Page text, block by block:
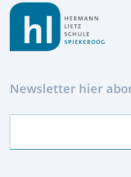
Newsletter hier